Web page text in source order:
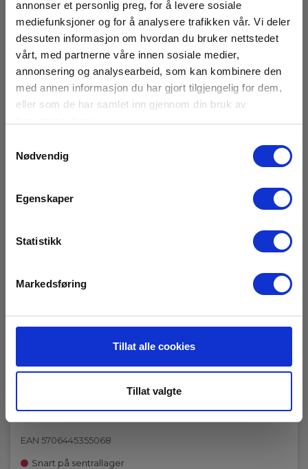
annonser et personlig preg, for å levere sosiale
mediefunksjoner og for å analysere trafikken vår. Vi deler
dessuten informasjon om hvordan du bruker nettstedet
vårt, med partnerne våre innen sosiale medier,
annonsering og analysearbeid, som kan kombinere den
med annen informasjon du har gjort tilgjengelig for dem,
eller som de har samlet inn gjennom din bruk av
Nødvendig
Egenskaper
Statistikk
Markedsføring
Tillat alle cookies
Tillat valgte
Snart på sentrallager
1 745,00 NOK Ekskl. mva
Les mer Kjøp nå
OmniSense A-2 WME kabel til S-2-2 og S-2-3
EAN 5706445355068
Snart på sentrallager